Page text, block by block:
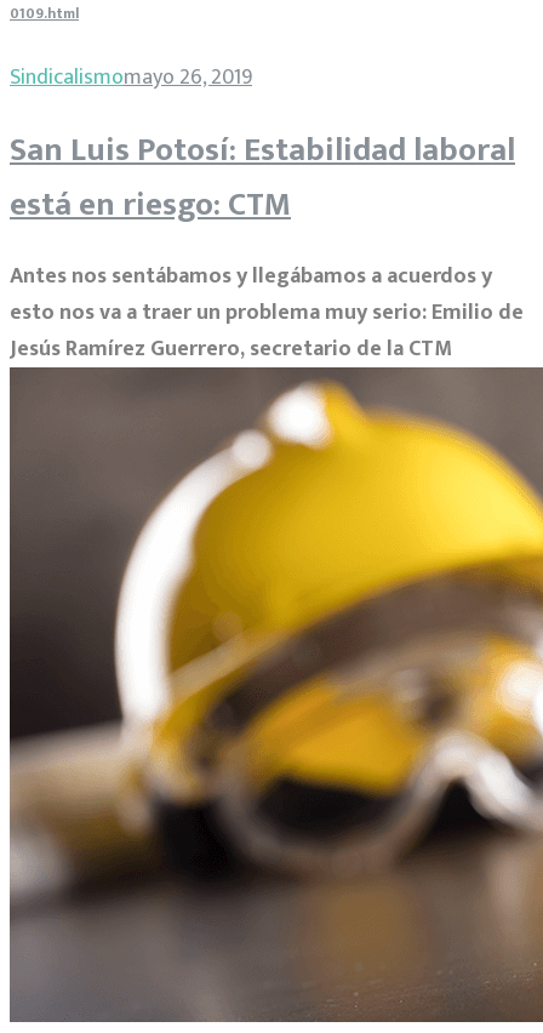
0109.html
Sindicalismomayo 26, 2019
San Luis Potosí: Estabilidad laboral
está en riesgo: CTM
Antes nos sentábamos y llegábamos a acuerdos y
esto nos va a traer un problema muy serio: Emilio de
Jesús Ramírez Guerrero, secretario de la CTM